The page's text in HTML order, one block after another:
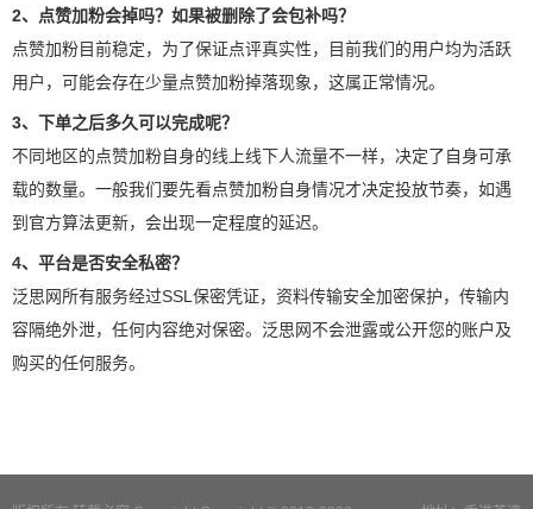
2、点赞加粉会掉吗？如果被删除了会包补吗？
点赞加粉目前稳定，为了保证点评真实性，目前我们的用户均为活跃
用户，可能会存在少量点赞加粉掉落现象，这属正常情况。
3、下单之后多久可以完成呢？
不同地区的点赞加粉自身的线上线下人流量不一样，决定了自身可承
载的数量。一般我们要先看点赞加粉自身情况才决定投放节奏，如遇
到官方算法更新，会出现一定程度的延迟。
4、平台是否安全私密？
泛思网所有服务经过SSL保密凭证，资料传输安全加密保护，传输内
容隔绝外泄，任何内容绝对保密。泛思网不会泄露或公开您的账户及
购买的任何服务。